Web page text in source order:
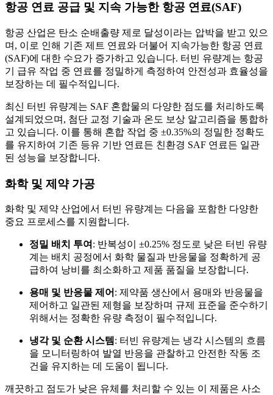
항공 연료 공급 및 지속 가능한 항공 연료(SAF)
항공 산업은 탄소 순배출량 제로 달성이라는 압박을 받고 있으
며, 이로 인해 기존 제트 연료와 더불어 지속가능한 항공 연료
(SAF)에 대한 수요가 증가하고 있습니다. 터빈 유량계는 항공
기 급유 작업 중 연료를 정밀하게 측정하여 안전성과 효율성을
보장하는 데 필수적입니다.
최신 터빈 유량계는 SAF 혼합물의 다양한 점도를 처리하도록
설계되었으며, 첨단 교정 기술과 온도 보상 알고리즘을 통합하
고 있습니다. 이를 통해 혼합 작업 중 ±0.35%의 정밀한 정확도
를 유지하여 기존 등유 기반 연료든 친환경 SAF 연료든 일관
된 성능을 보장합니다.
화학 및 제약 가공
화학 및 제약 산업에서 터빈 유량계는 다음을 포함한 다양한
중요 프로세스를 지원합니다.
정밀 배치 투여 : 반복성이 ±0.25% 정도로 낮은 터빈 유량
계는 배치 공정에서 화학 물질과 반응물을 정확하게 공
급하여 낭비를 최소화하고 제품 품질을 보장합니다.
용매 및 반응물 제어 : 제약품 생산에서 용매와 반응물을
제어하고 일관된 제형을 보장하며 규제 표준을 준수하기
위해서는 정확한 유량 측정이 필수적입니다.
냉각 및 순환 시스템 : 터빈 유량계는 냉각 시스템의 흐름
을 모니터링하여 발열 반응을 관찰하고 안전한 작동 조
건을 유지하는 데 도움이 됩니다.
깨끗하고 점도가 낮은 유체를 처리할 수 있는 이 제품은 사소